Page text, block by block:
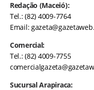
Redação (Maceió):
Tel.: (82) 4009-7764
Email:
Comercial:
Tel.: (82) 4009-7755
Sucursal Arapiraca: